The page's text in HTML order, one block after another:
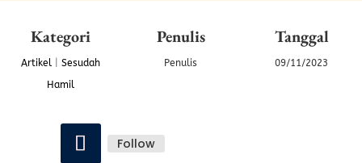
Kategori
Artikel| Sesudah
Hamil
Penulis
Penulis
Tanggal
09/11/2023
Follow